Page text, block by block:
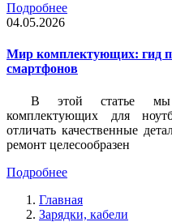
Подробнее
04.05.2026
Мир комплектующих: гид
смартфонов
В этой статье мы
комплектующих для
отличать качественные
ремонт целесообразен
Подробнее
Главная
Зарядки, кабели